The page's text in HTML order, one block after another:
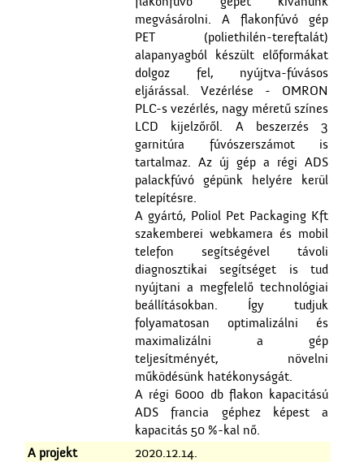
megvásárolni. A flakonfúvó gép
PET (poliethilén-tereftalát)
alapanyagból készült előformákat
dolgoz fel, nyújtva-fúvásos
eljárással. Vezérlése - OMRON
PLC-s vezérlés, nagy méretű színes
LCD kijelzőről. A beszerzés 3
garnitúra fúvószerszámot is
tartalmaz. Az új gép a régi ADS
palackfúvó gépünk helyére kerül
telepítésre.
A gyártó, Poliol Pet Packaging Kft
szakemberei webkamera és mobil
telefon segítségével távoli
diagnosztikai segítséget is tud
nyújtani a megfelelő technológiai
beállításokban. Így tudjuk
folyamatosan optimalizálni és
maximalizálni a gép
teljesítményét, növelni
működésünk hatékonyságát.
A régi 6000 db flakon kapacitású
ADS francia géphez képest a
kapacitás 50 %-kal nő.
A projekt
2020.12.14.